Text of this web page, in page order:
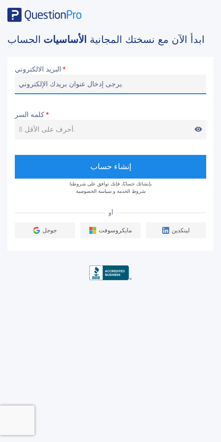
ابدأ الآن مع نسختك المجانية الأساسيات الحساب
البريد الالكتروني *
كلمه السر*
visibility
إنشاء حساب
بإنشائك حسابًا، فإنك توافق على شروطنا
شروط الخدمة وسياسة الخصوصية
أو
جوجل مايكروسوفت لينكدين